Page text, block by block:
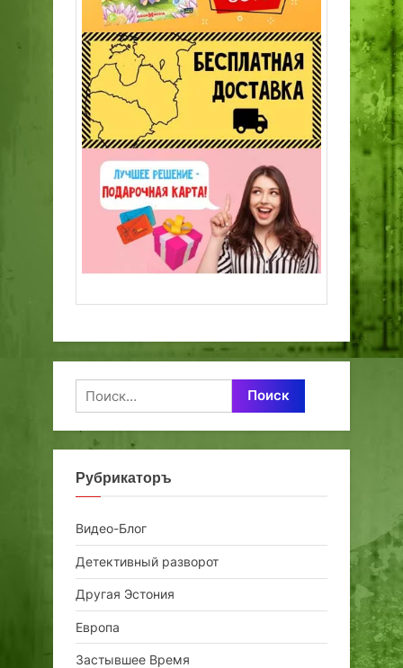
Найти:
Рубрикаторъ
Видео-Блог
Детективный разворот
Другая Эстония
Европа
Застывшее Время